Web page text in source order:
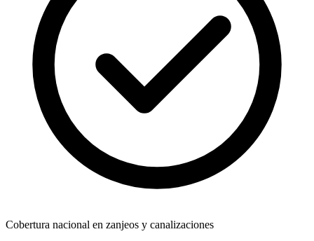
Cobertura nacional en zanjeos y canalizaciones